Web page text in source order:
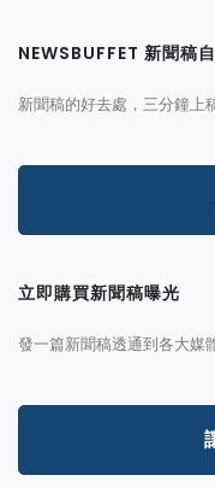
NEWSBUFFET 新聞稿
新聞稿的好去處，三分鐘上
立即購買新聞稿曝光
發一篇新聞稿透通到各大媒